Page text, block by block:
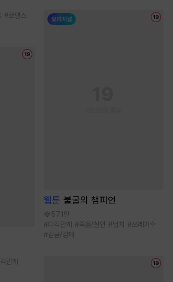
#로맨스
관계
웹툰 불굴의 챔피언
571만
#다각관계 #죽음/살인 #납치 #쓰레기수
#감금/강제